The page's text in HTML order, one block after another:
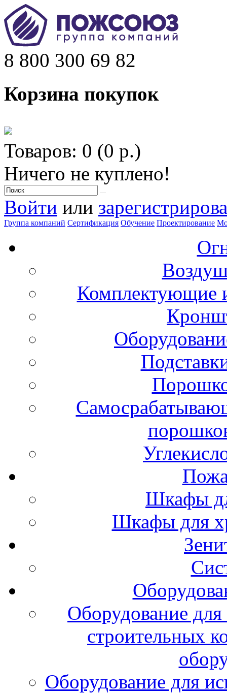
8 800 300 69 82
Корзина покупок
Товаров: 0 (0 р.)
Ничего не куплено!
Войти или
Группа компаний Сертификация Обучение Проектирование
Комплектующие
Шкафы
Шкафы для
Оборудование
строительных
Оборудование для